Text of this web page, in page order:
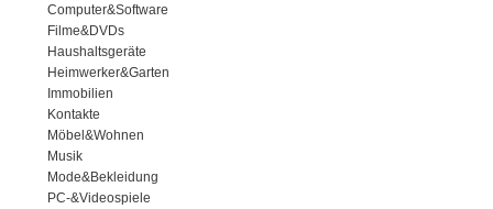
Computer&Software
Filme&DVDs
Haushaltsgeräte
Heimwerker&Garten
Immobilien
Kontakte
Möbel&Wohnen
Musik
Mode&Bekleidung
PC-&Videospiele